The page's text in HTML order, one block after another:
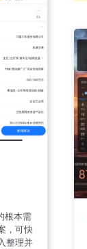
根本需
，可快
整理并